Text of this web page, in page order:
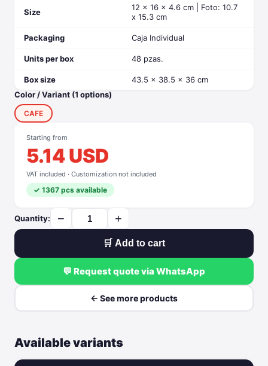
Size
12 x 16 x 4.6 cm | Foto: 10.7
x 15.3 cm
Packaging Caja Individual
Units per box 48 pzas.
Box size
43.5 x 38.5 x 36 cm
Color / Variant (1 options)
CAFE
Starting from
5.14 USD
VAT included · Customization not included
✓ 1367 pcs available
Quantity: − +
🛒 Add to cart
💬 Request quote via WhatsApp
← See more products
Available variants